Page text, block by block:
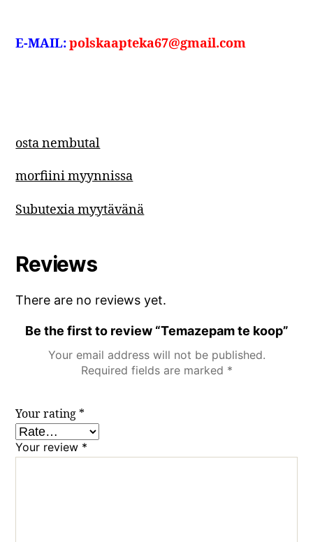
E-MAIL:polskaapteka67@gmail.com
osta nembutal
morfiini myynnissa
Subutexia myytävänä
Reviews
There are no reviews yet.
Be the first to review “Temazepam te koop”
Your email address will not be published.
Required fields are marked *
Your rating *
Your review *